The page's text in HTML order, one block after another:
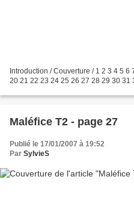
Introduction / Couverture / 1 2 3 4 5
20 21 22 23 24 25 26 27 28 29 30
Maléfice T2 - page 27
Publié le 17/01/2007 à 19:52
Par SylvieS